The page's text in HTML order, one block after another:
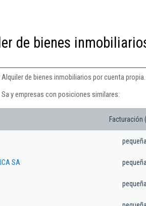
de bienes
de bienes inmobiliarios por cuenta propia.
y empresas con posiciones similares:
Facturación
pequeña
SA pequeña
pequeña